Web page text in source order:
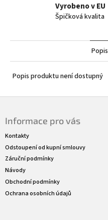
Vyrobeno v EU
Špičková kvalita
Popis
Popis produktu není dostupný
Informace pro vás
Kontakty
Odstoupení od kupní smlouvy
Záruční podmínky
Návody
Obchodní podmínky
Ochrana osobních údajů